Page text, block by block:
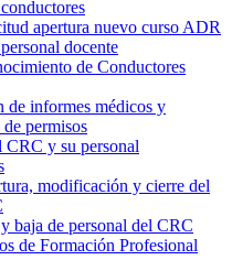
apertura nuevo curso ADR
docente
de Conductores
de informes médicos y
permisos
CRC y su personal
modificación y cierre del
baja de personal del CRC
de Formación Profesional